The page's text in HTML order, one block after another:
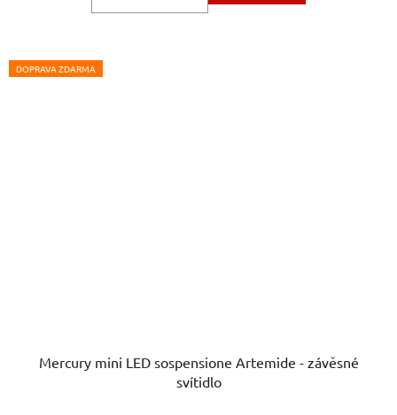
DOPRAVA ZDARMA
Mercury mini LED sospensione Artemide - závěsné
svítidlo